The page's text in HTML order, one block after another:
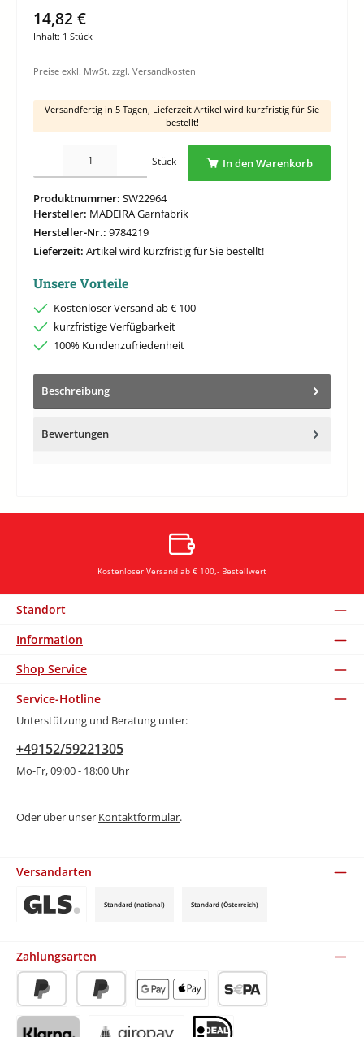
14,82 €
Inhalt: 1 Stück
Preise exkl. MwSt. zzgl. Versandkosten
Versandfertig in 5 Tagen, Lieferzeit Artikel wird kurzfristig für Sie
bestellt!
Produkt Anzahl: Gib den gewünschten Wert ein oder benutze die Schaltflächen um
Stück In den Warenkorb
Produktnummer: SW22964
Hersteller: MADEIRA Garnfabrik
Hersteller-Nr.: 9784219
Lieferzeit: Artikel wird kurzfristig für Sie bestellt!
Unsere Vorteile
Kostenloser Versand ab € 100
kurzfristige Verfügbarkeit
100% Kundenzufriedenheit
Beschreibung
Bewertungen
Kostenloser Versand ab € 100,- Bestellwert
Standort
Information
Shop Service
Service-Hotline
Unterstützung und Beratung unter:
+49152/59221305
Mo-Fr, 09:00 - 18:00 Uhr
Oder über unser Kontaktformular.
Versandarten
Standard (national) Standard (Österreich)
Zahlungsarten
PayPal Später BezahlenApple Pay / Google Pay (via Stripe)
SEPA-Lastschrift (via Stripe)